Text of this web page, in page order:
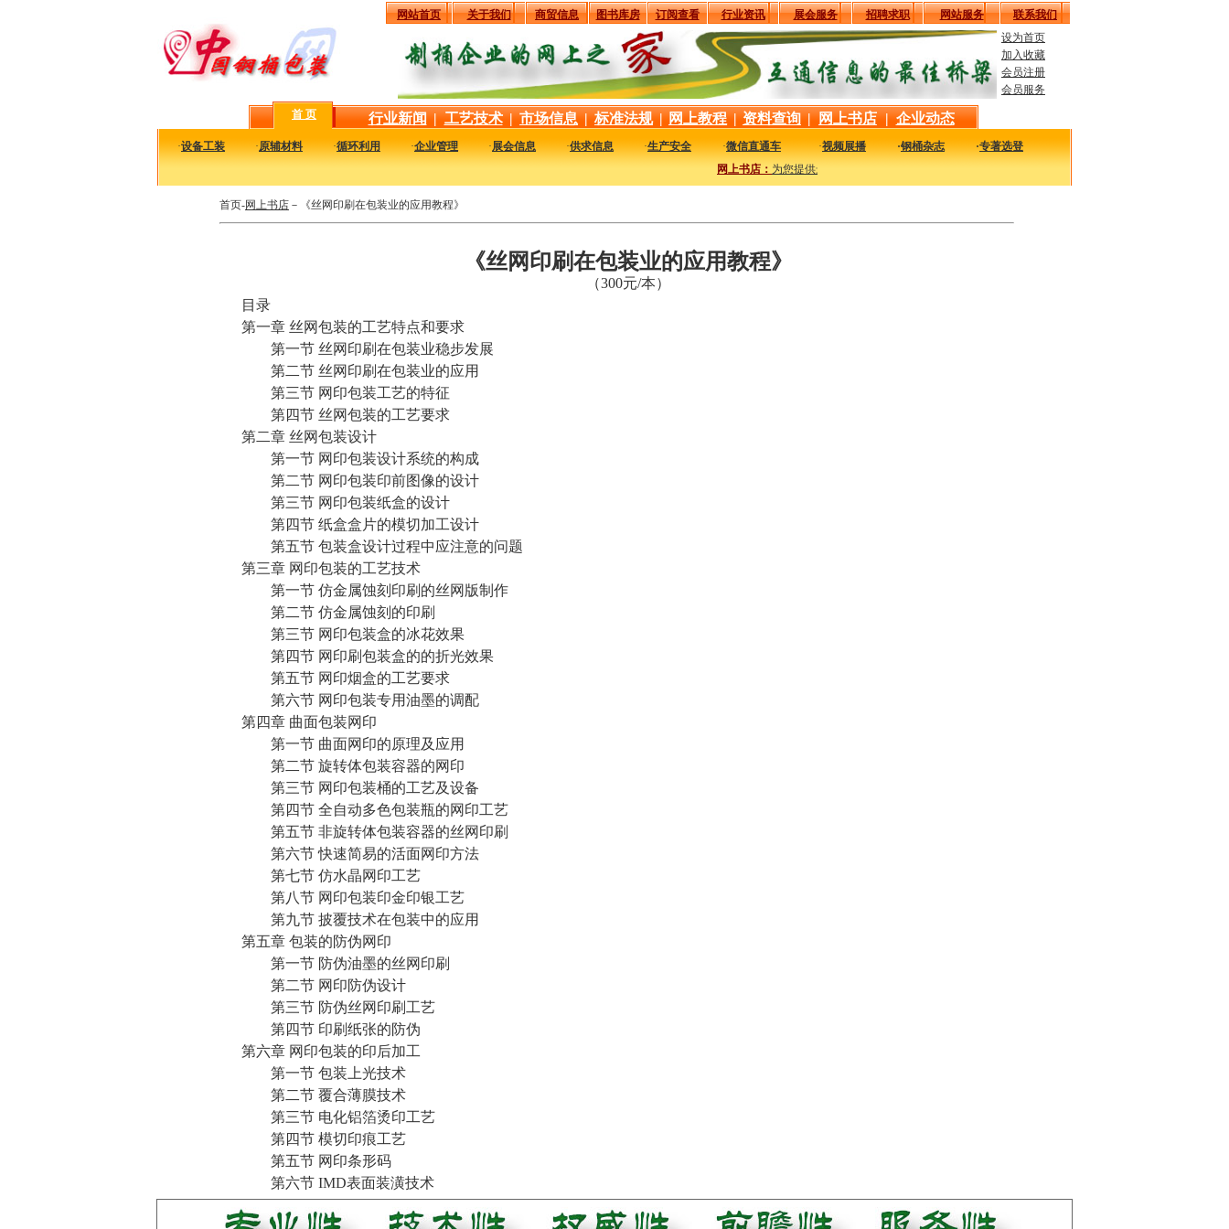
网站首页 关于我们 商贸信息 图书库房 订阅查看 行业资讯 展会服务 招聘求职 网站服务
联系我们
设为首页
加入收藏
会员注册
会员服务
首 页
行业新闻 | 工艺技术 | 市场信息 | 标准法规 | 网上教程 | 资料查询 | 网上书店 | 企业动态
·设备工装 ·原辅材料 ·循环利用 ·企业管理 ·展会信息 ·供求信息 ·生产安全 ·微信直通车 ·视频展播 ·钢桶杂志 ·专著选登
网上书店：为您提供最新最实用的图书，包括本站编著的图书及国内各组织内部发行的重要图书，以及行
首页-网上书店 －《丝网印刷在包装业的应用教程》
《丝网印刷在包装业的应用教程》
（300元/本）
目录
第一章 丝网包装的工艺特点和要求
第一节 丝网印刷在包装业稳步发展
第二节 丝网印刷在包装业的应用
第三节 网印包装工艺的特征
第四节 丝网包装的工艺要求
第二章 丝网包装设计
第一节 网印包装设计系统的构成
第二节 网印包装印前图像的设计
第三节 网印包装纸盒的设计
第四节 纸盒盒片的模切加工设计
第五节 包装盒设计过程中应注意的问题
第三章 网印包装的工艺技术
第一节 仿金属蚀刻印刷的丝网版制作
第二节 仿金属蚀刻的印刷
第三节 网印包装盒的冰花效果
第四节 网印刷包装盒的的折光效果
第五节 网印烟盒的工艺要求
第六节 网印包装专用油墨的调配
第四章 曲面包装网印
第一节 曲面网印的原理及应用
第二节 旋转体包装容器的网印
第三节 网印包装桶的工艺及设备
第四节 全自动多色包装瓶的网印工艺
第五节 非旋转体包装容器的丝网印刷
第六节 快速简易的活面网印方法
第七节 仿水晶网印工艺
第八节 网印包装印金印银工艺
第九节 披覆技术在包装中的应用
第五章 包装的防伪网印
第一节 防伪油墨的丝网印刷
第二节 网印防伪设计
第三节 防伪丝网印刷工艺
第四节 印刷纸张的防伪
第六章 网印包装的印后加工
第一节 包装上光技术
第二节 覆合薄膜技术
第三节 电化铝箔烫印工艺
第四节 模切印痕工艺
第五节 网印条形码
第六节 IMD表面装潢技术